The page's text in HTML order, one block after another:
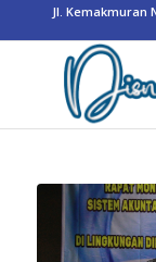
Jl. Kemakmuran